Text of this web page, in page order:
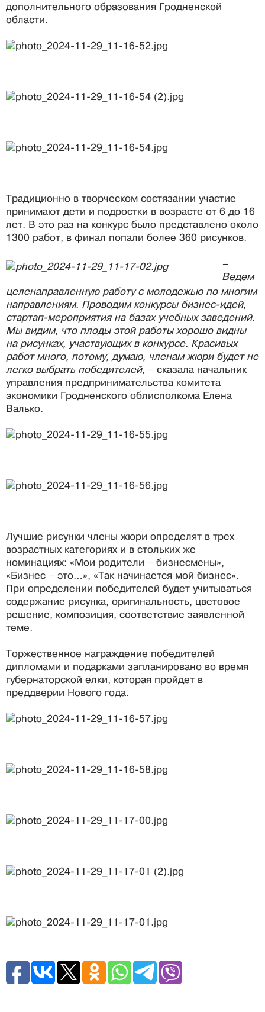
дополнительного образования Гродненской
области.
Традиционно в творческом состязании участие
принимают дети и подростки в возрасте от 6 до 16
лет. В это раз на конкурс было представлено около
1300 работ, в финал попали более 360 рисунков.
–
Ведем
целенаправленную работу с молодежью по многим
направлениям. Проводим конкурсы бизнес-идей,
стартап-мероприятия на базах учебных заведений.
Мы видим, что плоды этой работы хорошо видны
на рисунках, участвующих в конкурсе. Красивых
работ много, потому, думаю, членам жюри будет не
легко выбрать победителей, – сказала начальник
управления предпринимательства комитета
экономики Гродненского облисполкома Елена
Валько.
Лучшие рисунки члены жюри определят в трех
возрастных категориях и в стольких же
номинациях: «Мои родители – бизнесмены»,
«Бизнес – это…», «Так начинается мой бизнес».
При определении победителей будет учитываться
содержание рисунка, оригинальность, цветовое
решение, композиция, соответствие заявленной
теме.
Торжественное награждение победителей
дипломами и подарками запланировано во время
губернаторской елки, которая пройдет в
преддверии Нового года.